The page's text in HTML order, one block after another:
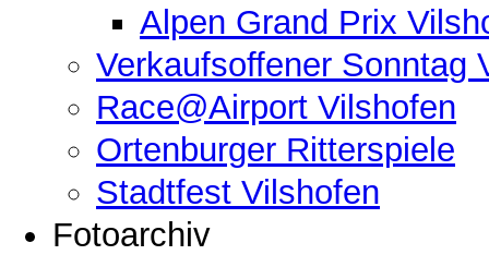
Alpen Grand Prix
Verkaufsoffener Sonntag
Race@Airport Vilshofen
Ortenburger Ritterspiele
Stadtfest Vilshofen
Fotoarchiv